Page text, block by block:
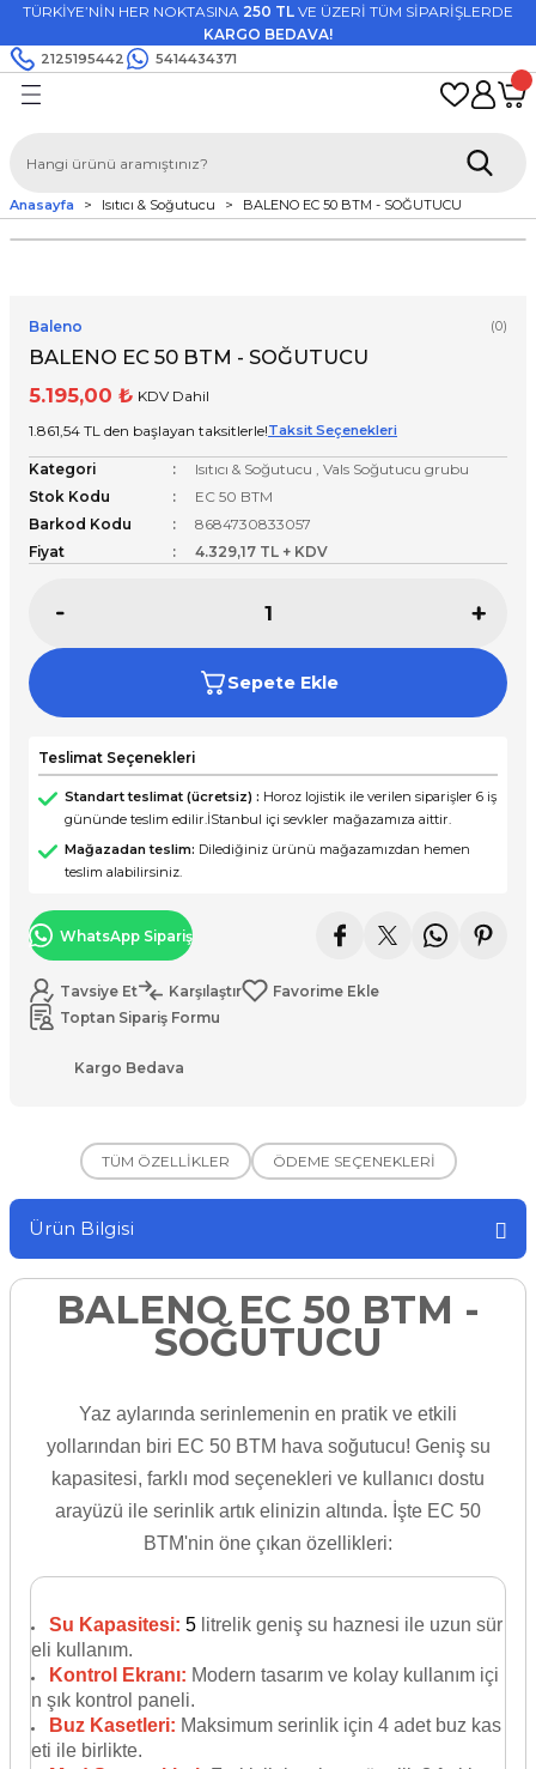
TÜRKİYE’NİN HER NOKTASINA 250 TL VE ÜZERİ TÜM SİPARİŞLERDE
KARGO BEDAVA!
2125195442 5414434371
Geri Dön
Geri Dön
Aletleri Voeux Mutfak Grubu
Döküm Tavalar
Ev Aletleri
Kenwood Elektrikli Ev
Smoothie & Blender
Geri Dön
Duvar Montajlı Isıtıcı
Vals Soğutucu grubu
Masa Tipi Vantilatör
Geri Dön
Hava Temizleyici
Anasayfa Isıtıcı & Soğutucu BALENO EC 50 BTM - SOĞUTUCU
Baleno (0)
BALENO EC 50 BTM - SOĞUTUCU
5.195,00 ₺ KDV Dahil
1.861,54 TL den başlayan taksitlerle!Taksit Seçenekleri
Kategori Isıtıcı & Soğutucu , Vals Soğutucu grubu
Stok Kodu
EC 50 BTM
Barkod Kodu
8684730833057
Fiyat
4.329,17 TL + KDV
Sepete Ekle
Teslimat Seçenekleri
Standart teslimat (ücretsiz) : Horoz lojistik ile verilen siparişler 6 iş
gününde teslim edilir.İStanbul içi sevkler mağazamıza aittir.
Mağazadan teslim: Dilediğiniz ürünü mağazamızdan hemen
teslim alabilirsiniz.
WhatsApp Sipariş
Tavsiye Et
Karşılaştır
Toptan Sipariş Formu
Kargo Bedava
TÜM ÖZELLİKLER ÖDEME SEÇENEKLERİ
Ürün Bilgisi
BALENO EC 50 BTM -
SOĞUTUCU
Yaz aylarında serinlemenin en pratik ve etkili
yollarından biri EC 50 BTM hava soğutucu! Geniş su
kapasitesi, farklı mod seçenekleri ve kullanıcı dostu
arayüzü ile serinlik artık elinizin altında. İşte EC 50
BTM'nin öne çıkan özellikleri:
Su Kapasitesi: 5 litrelik geniş su haznesi ile uzun sür
eli kullanım.
Kontrol Ekranı: Modern tasarım ve kolay kullanım içi
n şık kontrol paneli.
Buz Kasetleri: Maksimum serinlik için 4 adet buz kas
eti ile birlikte.